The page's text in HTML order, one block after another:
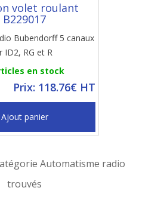
volet roulant
B229017
Bubendorff 5 canaux
RG et R
en stock
Prix: 118.76€ HT
Ajout panier
Automatisme radio
trouvés